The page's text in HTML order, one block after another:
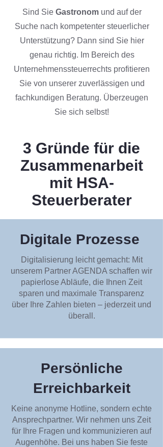
Sind Sie Gastronom und auf der
Suche nach kompetenter steuerlicher
Unterstützung? Dann sind Sie hier
genau richtig. Im Bereich des
Unternehmenssteuerrechts profitieren
Sie von unserer zuverlässigen und
fachkundigen Beratung. Überzeugen
Sie sich selbst!
3 Gründe für die
Zusammenarbeit
mit HSA-
Steuerberater
Digitale Prozesse
Digitalisierung leicht gemacht: Mit
unserem Partner AGENDA schaffen wir
papierlose Abläufe, die Ihnen Zeit
sparen und maximale Transparenz
über Ihre Zahlen bieten – jederzeit und
überall.
Persönliche
Erreichbarkeit
Keine anonyme Hotline, sondern echte
Ansprechpartner. Wir nehmen uns Zeit
für Ihre Fragen und kommunizieren auf
Augenhöhe. Bei uns haben Sie feste